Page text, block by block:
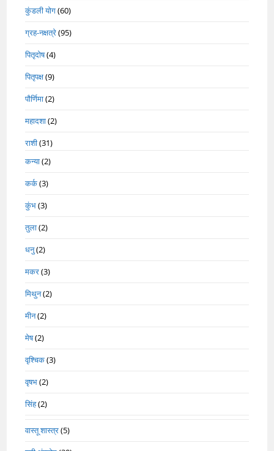
कुंडली योग(60)
ग्रह-नक्षत्रे(95)
पितृदोष(4)
पितृपक्ष(9)
पौर्णिमा(2)
महादशा(2)
राशी(31)
कन्या(2)
कर्क(3)
कुंभ(3)
तुला(2)
धनु(2)
मकर(3)
मिथुन(2)
मीन(2)
मेष(2)
वृश्चिक(3)
वृषभ(2)
सिंह(2)
वास्तू शास्त्र(5)